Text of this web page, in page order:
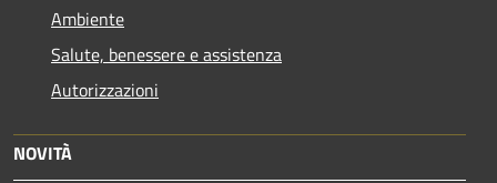
Ambiente
Salute, benessere e assistenza
Autorizzazioni
NOVITÀ